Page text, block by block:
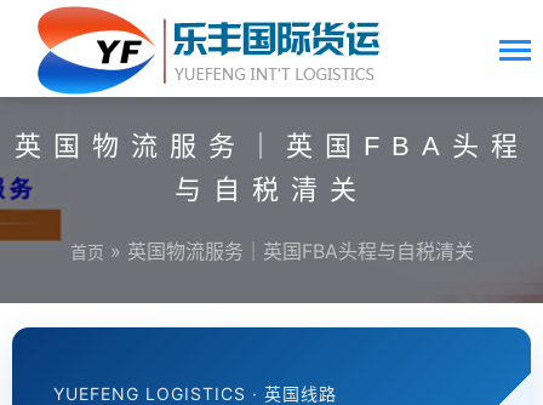
英国物流服务｜英国FBA头程
与自税清关
首页 » 英国物流服务｜英国FBA头程与自税清关
YUEFENG LOGISTICS · 英国线路